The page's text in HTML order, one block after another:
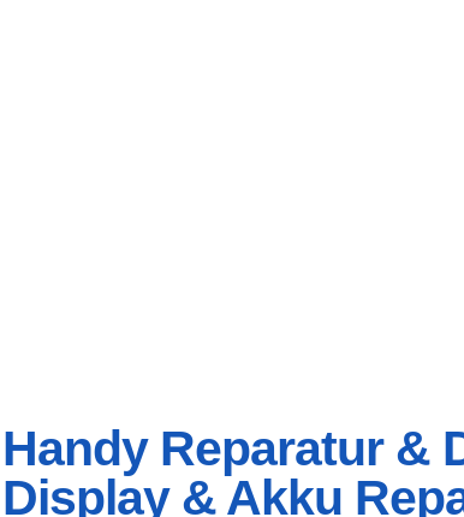
Handy Reparatur &
Display & Akku